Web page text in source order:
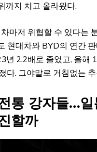
까지 치고 올라왔다.
마저 위협할 수 있다는
현대차와 BYD의 연간
년 2.2배로 줄었고, 올해
다. 그야말로 거침없는
통 강자들…일
할까